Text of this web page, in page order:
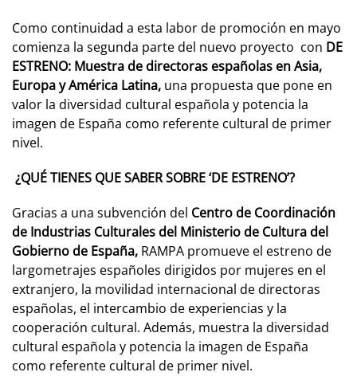
Como continuidad a esta labor de promoción en mayo
comienza la segunda parte del nuevo proyecto con DE
ESTRENO: Muestra de directoras españolas en Asia,
Europa y América Latina, una propuesta que pone en
valor la diversidad cultural española y potencia la
imagen de España como referente cultural de primer
nivel.
¿QUÉ TIENES QUE SABER SOBRE ‘DE ESTRENO’?
Gracias a una subvención del Centro de Coordinación
de Industrias Culturales del Ministerio de Cultura del
Gobierno de España, RAMPA promueve el estreno de
largometrajes españoles dirigidos por mujeres en el
extranjero, la movilidad internacional de directoras
españolas, el intercambio de experiencias y la
cooperación cultural. Además, muestra la diversidad
cultural española y potencia la imagen de España
como referente cultural de primer nivel.